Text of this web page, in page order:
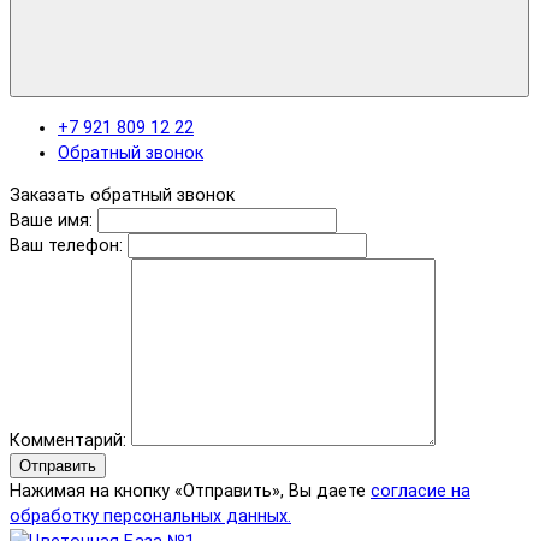
+7 921 809 12 22
Обратный звонок
Заказать обратный звонок
Ваше имя:
Ваш телефон:
Комментарий:
Отправить
Нажимая на кнопку «Отправить», Вы даете согласие на
обработку персональных данных.